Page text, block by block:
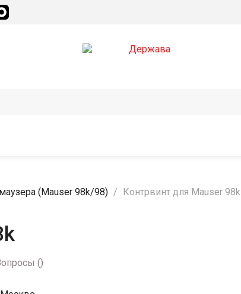
(Mauser 98k/98) Контрвинт для Mauser 98k
()